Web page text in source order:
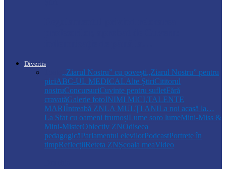
Divertis
,,Ziarul Nostru” cu povești„Ziarul Nostru” pentru
piciABC-UL MEDICALAlte ȘtiriCititorul
nostruConcursuriCuvinte pentru sufletFără
cravatăGalerie fotoINIMI MICI,TALENTE
MARIÎntreabă ZNLA MULŢI ANILa noi acasă la…
La Sfat cu oameni frumoșiLume soro lumeMini-Miss &
Mini-MisterObiectiv ZNOdiseea
pedagogicăParlamentul elevilorPodcastPortrete în
timpReflecțiiReteta ZNȘcoala meaVideo